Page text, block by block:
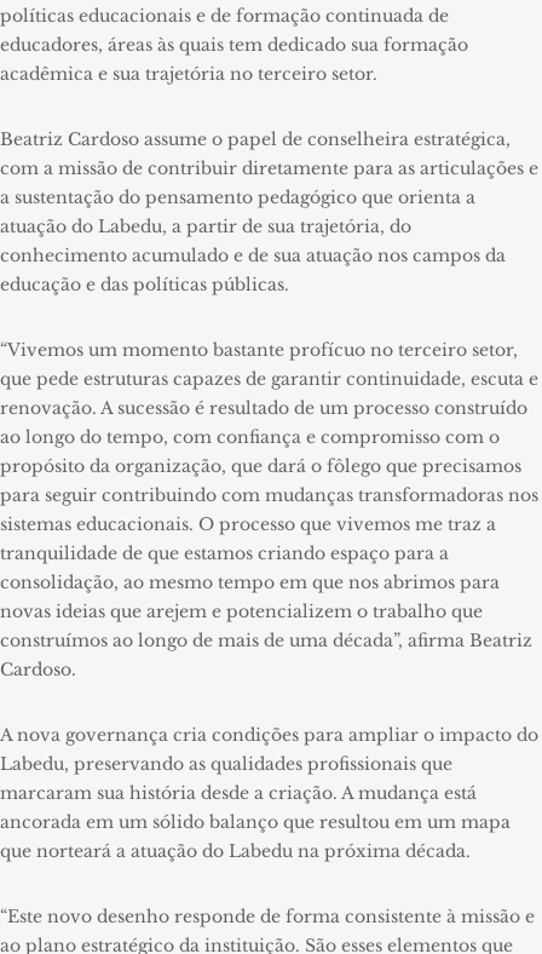
políticas educacionais e de formação continuada de
educadores, áreas às quais tem dedicado sua formação
acadêmica e sua trajetória no terceiro setor.
Beatriz Cardoso assume o papel de conselheira estratégica,
com a missão de contribuir diretamente para as articulações e
a sustentação do pensamento pedagógico que orienta a
atuação do Labedu, a partir de sua trajetória, do
conhecimento acumulado e de sua atuação nos campos da
educação e das políticas públicas.
“Vivemos um momento bastante profícuo no terceiro setor,
que pede estruturas capazes de garantir continuidade, escuta e
renovação. A sucessão é resultado de um processo construído
ao longo do tempo, com confiança e compromisso com o
propósito da organização, que dará o fôlego que precisamos
para seguir contribuindo com mudanças transformadoras nos
sistemas educacionais. O processo que vivemos me traz a
tranquilidade de que estamos criando espaço para a
consolidação, ao mesmo tempo em que nos abrimos para
novas ideias que arejem e potencializem o trabalho que
construímos ao longo de mais de uma década”, afirma Beatriz
Cardoso.
A nova governança cria condições para ampliar o impacto do
Labedu, preservando as qualidades profissionais que
marcaram sua história desde a criação. A mudança está
ancorada em um sólido balanço que resultou em um mapa
que norteará a atuação do Labedu na próxima década.
“Este novo desenho responde de forma consistente à missão e
ao plano estratégico da instituição. São esses elementos que